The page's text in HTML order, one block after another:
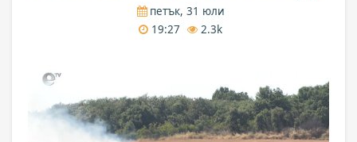
петък, 31 юли
19:27
2.3k